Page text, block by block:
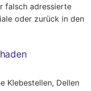
falsch adressierte
oder zurück in den
Klebestellen, Dellen